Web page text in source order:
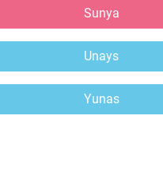
Sunya
Unays
Yunas